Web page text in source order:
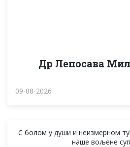
Др Лепосава
09-08-2026
С болом у души и неизмерном
наше вољене